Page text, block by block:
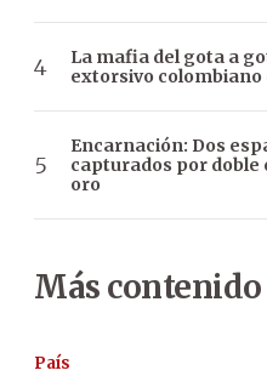
La mafia del gota a
extorsivo colombiano
Encarnación: Dos
capturados por
oro
Más contenido
País